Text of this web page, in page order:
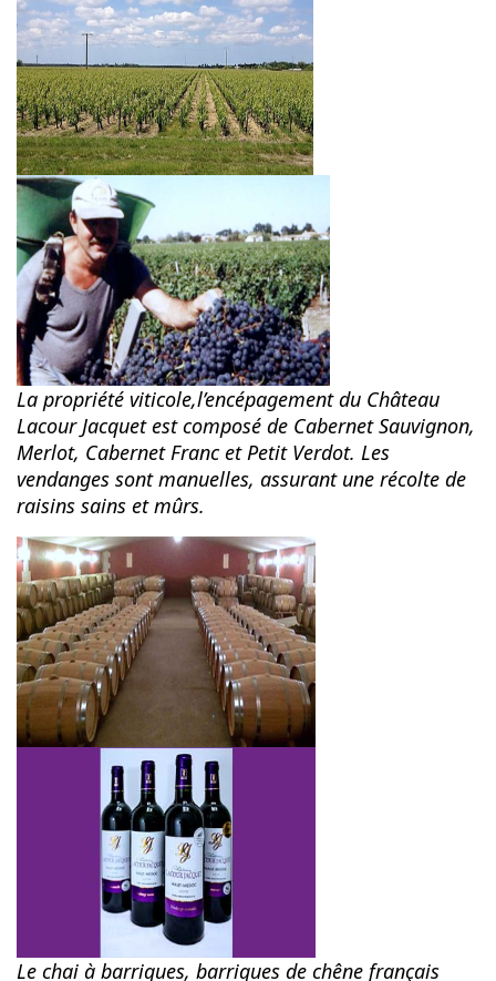
La propriété viticole,l’encépagement du Château
Lacour Jacquet est composé de Cabernet Sauvignon,
Merlot, Cabernet Franc et Petit Verdot. Les
vendanges sont manuelles, assurant une récolte de
raisins sains et mûrs.
Le chai à barriques, barriques de chêne français